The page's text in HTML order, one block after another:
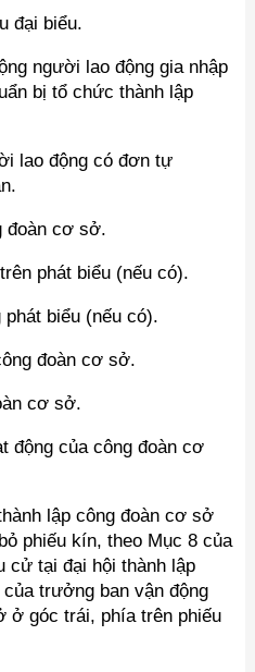
đại biểu.
người lao động gia nhập
bị tổ chức thành lập
lao động có đơn tự
đoàn cơ sở.
phát biểu (nếu có).
biểu (nếu có).
đoàn cơ sở.
cơ sở.
động của công đoàn cơ
lập công đoàn cơ sở
phiếu kín, theo Mục 8 của
cử tại đại hội thành lập
trưởng ban vận động
ở góc trái, phía trên phiếu